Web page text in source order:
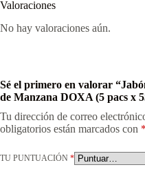
Valoraciones
No hay valoraciones aún.
Sé el primero en valorar
de Manzana DOXA (5 pacs x
Tu dirección de correo
obligatorios están marcados con *
TU PUNTUACIÓN *